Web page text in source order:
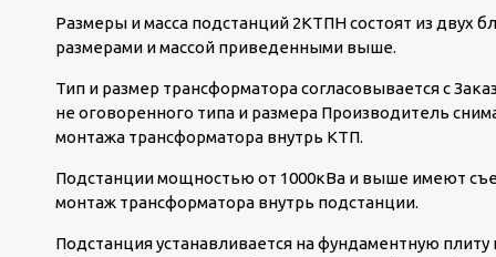
Размеры и масса подстанций 2КТПН состоят из двух
размерами и массой приведенными выше.
Тип и размер трансформатора согласовывается с
не оговоренного типа и размера Производитель
монтажа трансформатора внутрь КТП.
Подстанции мощностью от 1000кВа и выше имеют
монтаж трансформатора внутрь подстанции.
Подстанция устанавливается на фундаментную